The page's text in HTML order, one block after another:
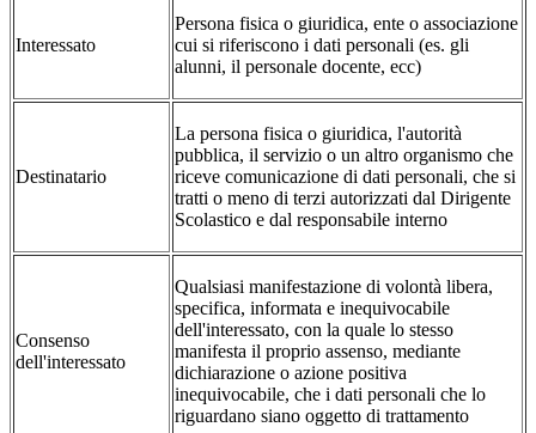
Interessato
Persona fisica o giuridica, ente o associazione
cui si riferiscono i dati personali (es. gli
alunni, il personale docente, ecc)
Destinatario
La persona fisica o giuridica, l'autorità
pubblica, il servizio o un altro organismo che
riceve comunicazione di dati personali, che si
tratti o meno di terzi autorizzati dal Dirigente
Scolastico e dal responsabile interno
Consenso
dell'interessato
Qualsiasi manifestazione di volontà libera,
specifica, informata e inequivocabile
dell'interessato, con la quale lo stesso
manifesta il proprio assenso, mediante
dichiarazione o azione positiva
inequivocabile, che i dati personali che lo
riguardano siano oggetto di trattamento